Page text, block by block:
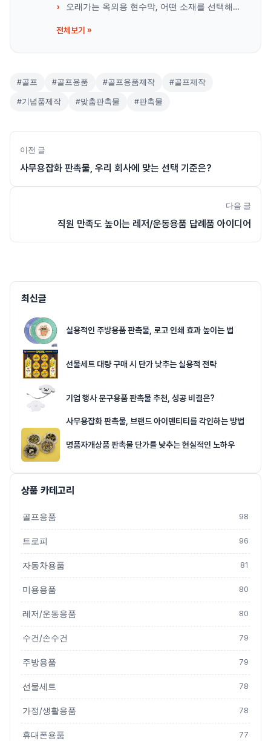
오래가는 옥외용 현수막, 어떤 소재를 선택해야 할까?
전체보기 »
#골프 #골프용품 #골프용품제작 #골프제작
#기념품제작 #맞춤판촉물 #판촉물
이전 글
사무용잡화 판촉물, 우리 회사에 맞는 선택 기준은?
다음 글
직원 만족도 높이는 레저/운동용품 답례품 아이디어
최신글
실용적인 주방용품 판촉물, 로고 인쇄 효과 높이는 법
선물세트 대량 구매 시 단가 낮추는 실용적 전략
기업 행사 문구용품 판촉물 추천, 성공 비결은?
사무용잡화 판촉물, 브랜드 아이덴티티를 각인하는 방법
명품자개상품 판촉물 단가를 낮추는 현실적인 노하우
상품 카테고리
골프용품 98
트로피 96
자동차용품 81
미용용품 80
레저/운동용품 80
수건/손수건 79
주방용품 79
선물세트 78
가정/생활용품 78
휴대폰용품 77